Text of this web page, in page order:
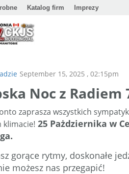
Katalog firm Imprezy
September 15, 2025 , 02:15pm
Noc z Radiem
zaprasza wszystkich
25 Pażdziernika w
gorące rytmy, doskonałe
możesz nas przegapić!